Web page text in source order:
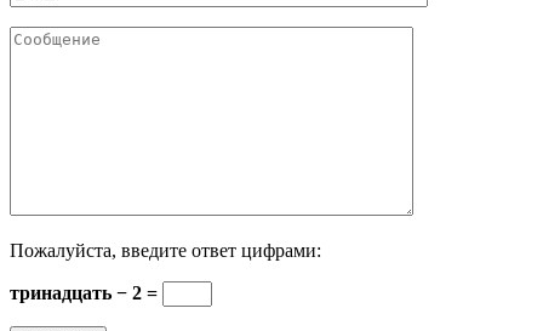
Пожалуйста, введите ответ цифрами:
тринадцать − 2 =